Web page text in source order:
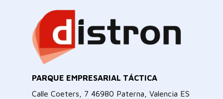
PARQUE EMPRESARIAL TÁCTICA
Calle Coeters, 7 46980 Paterna, Valencia ES